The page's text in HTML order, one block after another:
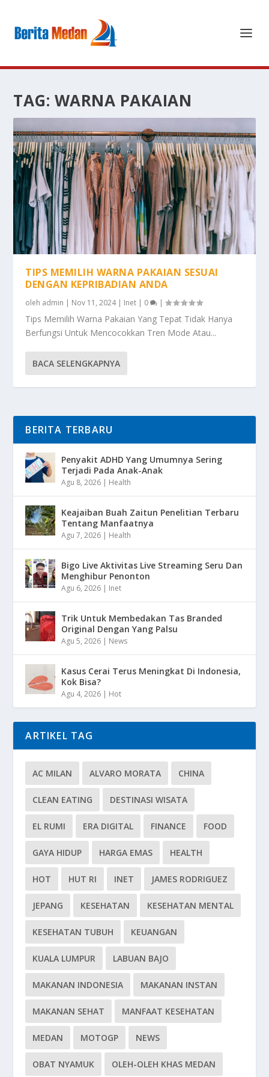
TAG: WARNA PAKAIAN
TIPS MEMILIH WARNA PAKAIAN SESUAI
DENGAN KEPRIBADIAN ANDA
oleh admin | Nov 11, 2024| Inet | 0 |
Tips Memilih Warna Pakaian Yang Tepat Tidak Hanya
Berfungsi Untuk Mencocokkan Tren Mode Atau...
BACA SELENGKAPNYA
BERITA TERBARU
Penyakit ADHD Yang Umumnya Sering
Terjadi Pada Anak-Anak
Agu 8, 2026 | Health
Keajaiban Buah Zaitun Penelitian Terbaru
Tentang Manfaatnya
Agu 7, 2026 | Health
Bigo Live Aktivitas Live Streaming Seru Dan
Menghibur Penonton
Agu 6, 2026 | Inet
Trik Untuk Membedakan Tas Branded
Original Dengan Yang Palsu
Agu 5, 2026 | News
Kasus Cerai Terus Meningkat Di Indonesia,
Kok Bisa?
Agu 4, 2026 | Hot
ARTIKEL TAG
AC MILAN ALVARO MORATA CHINA
CLEAN EATING DESTINASI WISATA
EL RUMI ERA DIGITAL FINANCE FOOD
GAYA HIDUP HARGA EMAS HEALTH
HOT HUT RI INET JAMES RODRIGUEZ
JEPANG KESEHATAN KESEHATAN MENTAL
KESEHATAN TUBUH KEUANGAN
KUALA LUMPUR LABUAN BAJO
MAKANAN INDONESIA MAKANAN INSTAN
MAKANAN SEHAT MANFAAT KESEHATAN
MEDAN MOTOGP NEWS
OBAT NYAMUK OLEH-OLEH KHAS MEDAN